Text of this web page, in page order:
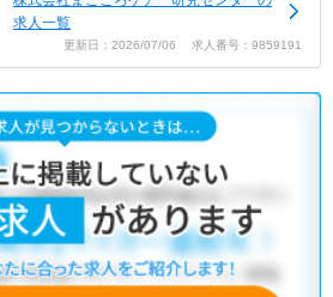
求人一覧
更新日：2026/07/06 求人番号：9859191